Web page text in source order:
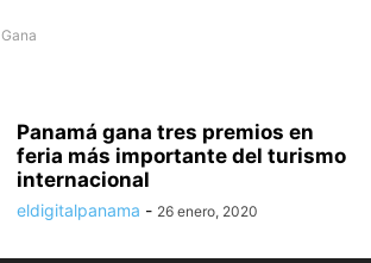
Gana
Panamá gana tres premios en
feria más importante del turismo
internacional
eldigitalpanama - 26 enero, 2020